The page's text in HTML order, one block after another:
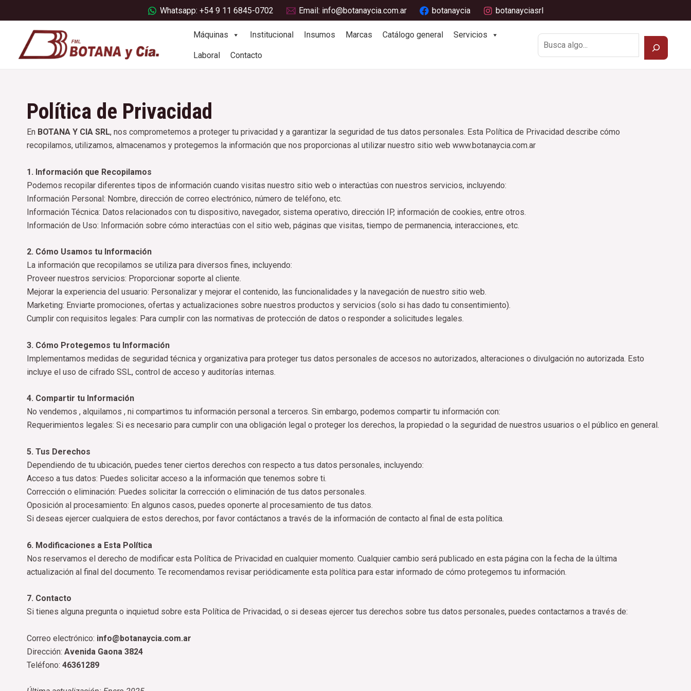
al
contenido
Whatsapp: +54 9 11 6845-0702 Email: info@botanaycia.com.ar botanaycia botanayciasrl
Máquinas Institucional Insumos Marcas Catálogo general Servicios
Laboral Contacto
Política de Privacidad
En BOTANA Y CIA SRL, nos comprometemos a proteger tu privacidad y a garantizar la seguridad de tus datos personales. Esta Política de Privacidad describe cómo
recopilamos, utilizamos, almacenamos y protegemos la información que nos proporcionas al utilizar nuestro sitio web www.botanaycia.com.ar
1. Información que Recopilamos
Podemos recopilar diferentes tipos de información cuando visitas nuestro sitio web o interactúas con nuestros servicios, incluyendo:
Información Personal: Nombre, dirección de correo electrónico, número de teléfono, etc.
Información Técnica: Datos relacionados con tu dispositivo, navegador, sistema operativo, dirección IP, información de cookies, entre otros.
Información de Uso: Información sobre cómo interactúas con el sitio web, páginas que visitas, tiempo de permanencia, interacciones, etc.
2. Cómo Usamos tu Información
La información que recopilamos se utiliza para diversos fines, incluyendo:
Proveer nuestros servicios: Proporcionar soporte al cliente.
Mejorar la experiencia del usuario: Personalizar y mejorar el contenido, las funcionalidades y la navegación de nuestro sitio web.
Marketing: Enviarte promociones, ofertas y actualizaciones sobre nuestros productos y servicios (solo si has dado tu consentimiento).
Cumplir con requisitos legales: Para cumplir con las normativas de protección de datos o responder a solicitudes legales.
3. Cómo Protegemos tu Información
Implementamos medidas de seguridad técnica y organizativa para proteger tus datos personales de accesos no autorizados, alteraciones o divulgación no autorizada. Esto
incluye el uso de cifrado SSL, control de acceso y auditorías internas.
4. Compartir tu Información
No vendemos , alquilamos , ni compartimos tu información personal a terceros. Sin embargo, podemos compartir tu información con:
Requerimientos legales: Si es necesario para cumplir con una obligación legal o proteger los derechos, la propiedad o la seguridad de nuestros usuarios o el público en general.
5. Tus Derechos
Dependiendo de tu ubicación, puedes tener ciertos derechos con respecto a tus datos personales, incluyendo:
Acceso a tus datos: Puedes solicitar acceso a la información que tenemos sobre ti.
Corrección o eliminación: Puedes solicitar la corrección o eliminación de tus datos personales.
Oposición al procesamiento: En algunos casos, puedes oponerte al procesamiento de tus datos.
Si deseas ejercer cualquiera de estos derechos, por favor contáctanos a través de la información de contacto al final de esta política.
6. Modificaciones a Esta Política
Nos reservamos el derecho de modificar esta Política de Privacidad en cualquier momento. Cualquier cambio será publicado en esta página con la fecha de la última
actualización al final del documento. Te recomendamos revisar periódicamente esta política para estar informado de cómo protegemos tu información.
7. Contacto
Si tienes alguna pregunta o inquietud sobre esta Política de Privacidad, o si deseas ejercer tus derechos sobre tus datos personales, puedes contactarnos a través de:
Correo electrónico: info@botanaycia.com.ar
Dirección: Avenida Gaona 3824
Teléfono: 46361289